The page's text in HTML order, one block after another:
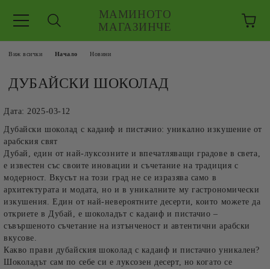
МАМИНОТО
МАГАЗИНЧЕ
Виж всички Начало Новини
ДУБАЙСКИ ШОКОЛАД
Дата: 2025-03-12
Дубайски шоколад с кадаиф и пистачио: уникално изкушение от
арабския свят
Дубай, един от най-луксозните и впечатляващи градове в света,
е известен със своите иновации и съчетание на традиция с
модерност. Вкусът на този град не се изразява само в
архитектурата и модата, но и в уникалните му гастрономически
изкушения. Един от най-невероятните десерти, които можете да
откриете в Дубай, ешоколадът с кадаиф и пистачио –
съвършеното съчетание на изтънченост и автентични арабски
вкусове.
Какво прави дубайския шоколад с кадаиф и пистачио уникален?
Шоколадът сам по себе си е луксозен десерт, но когато се